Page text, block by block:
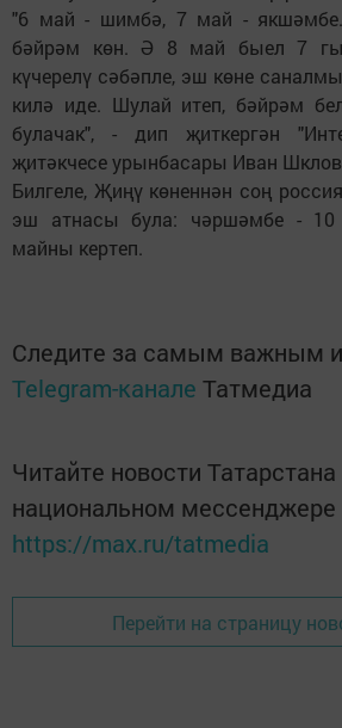
"6 май - шимбә, 7 май -
бәйрәм көн. Ә 8 май быел 7
күчерелү сәбәпле, эш көне
килә иде. Шулай итеп, бәйрәм
булачак", - дип җиткергән
җитәкчесе урынбасары Иван
Билгеле, Җиңү көненнән соң
эш атнасы була: чәршәмбе -
майны кертеп.
Следите за самым важным
Telegram-канале Татмедиа
Читайте новости Татарстана
национальном
https://max.ru/tatmedia
Перейти на страницу